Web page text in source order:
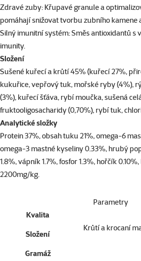
Zdravé zuby: Křupavé granule a
pomáhají snižovat tvorbu zubního
Silný imunitní systém: Směs antioxidantů s
imunity.
Složení
Sušené kuřecí a krůtí 45% (kuřecí 27%,
kukuřice, vepřový tuk, mořské ryby (4%),
(3%), kuřecí šťáva, rybí moučka, sušená
fruktooligosacharidy (0,70%), rybí tuk,
Analytické složky
Protein 37%, obsah tuku 21%, omega-6
omega-3 mastné kyseliny 0.33%, hrubý
1.8%, vápník 1.7%, fosfor 1.3%, hořčík
2200mg/kg.
Parametry
Kvalita
Složení
Krůtí a krocaní
Gramáž